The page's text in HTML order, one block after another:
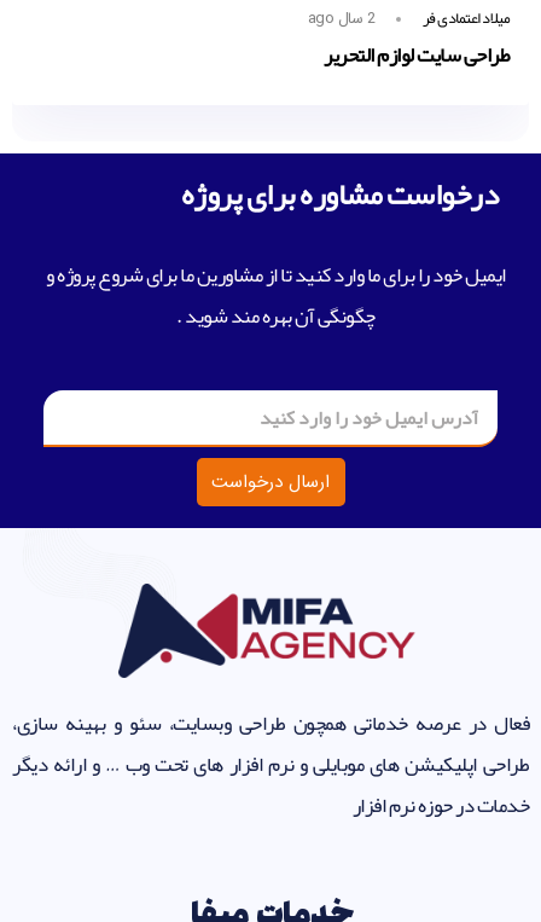
میلاد اعتمادی فر 2 سال ago
طراحی سایت لوازم التحریر
درخواست مشاوره برای پروژه
ایمیل خود را برای ما وارد کنید تا از مشاورین ما برای شروع پروژه و
چگونگی آن بهره مند شوید .
ارسال درخواست
فعال در عرصه خدماتی همچون طراحی وبسایت، سئو و بهینه سازی،
طراحی اپلیکیشن های موبایلی و نرم افزار های تحت وب … و ارائه دیگر
خدمات در حوزه نرم افزار